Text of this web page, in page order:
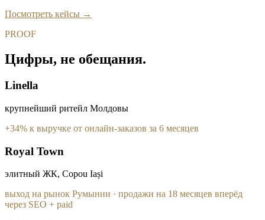
Посмотреть кейсы →
PROOF
Цифры, не обещания.
Linella
крупнейший ритейл Молдовы
+34% к выручке от онлайн-заказов за 6 месяцев
Royal Town
элитный ЖК, Copou Iași
выход на рынок Румынии · продажи на 18 месяцев вперёд
через SEO + paid